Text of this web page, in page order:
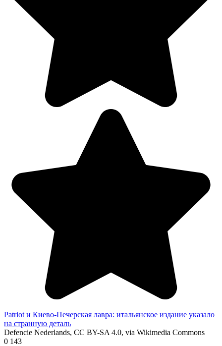
Patriot и Киево-Печерская лавра: итальянское издание указало
на странную деталь
Defencie Nederlands, CC BY-SA 4.0, via Wikimedia Commons
0 143